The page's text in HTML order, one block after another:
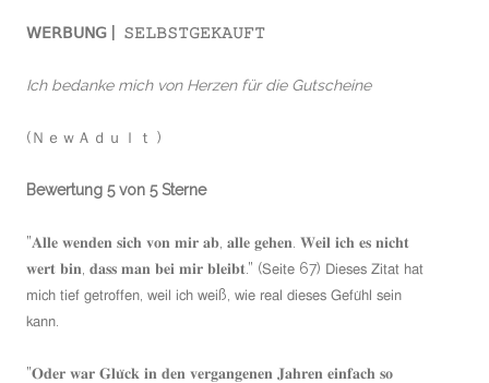
𝖶𝖤𝖱𝖡𝖴𝖭𝖦 | 𝚂𝙴𝙻𝙱𝚂𝚃𝙶𝙴𝙺𝙰𝚄𝙵𝚃
Ich bedanke mich von Herzen für die Gutscheine
(ＮｅｗＡｄｕｌｔ )
Bewertung 5 von 5 Sterne
”𝐀𝐥𝐥𝐞 𝐰𝐞𝐧𝐝𝐞𝐧 𝐬𝐢𝐜𝐡 𝐯𝐨𝐧 𝐦𝐢𝐫 𝐚𝐛, 𝐚𝐥𝐥𝐞 𝐠𝐞𝐡𝐞𝐧. 𝐖𝐞𝐢𝐥 𝐢𝐜𝐡 𝐞𝐬 𝐧𝐢𝐜𝐡𝐭
𝐰𝐞𝐫𝐭 𝐛𝐢𝐧, 𝐝𝐚𝐬𝐬 𝐦𝐚𝐧 𝐛𝐞𝐢 𝐦𝐢𝐫 𝐛𝐥𝐞𝐢𝐛𝐭.” (𝖲𝖾𝗂𝗍𝖾 67) 𝖣𝗂𝖾𝗌𝖾𝗌 𝖹𝗂𝗍𝖺𝗍 𝗁𝖺𝗍
𝗆𝗂𝖼𝗁 𝗍𝗂𝖾𝖿 𝗀𝖾𝗍𝗋𝗈𝖿𝖿𝖾𝗇, 𝗐𝖾𝗂𝗅 𝗂𝖼𝗁 𝗐𝖾𝗂ß, 𝗐𝗂𝖾 𝗋𝖾𝖺𝗅 𝖽𝗂𝖾𝗌𝖾𝗌 𝖦𝖾𝖿𝗎̈𝗁𝗅 𝗌𝖾𝗂𝗇
𝗄𝖺𝗇𝗇.
”𝐎𝐝𝐞𝐫 𝐰𝐚𝐫 𝐆𝐥𝐮̈𝐜𝐤 𝐢𝐧 𝐝𝐞𝐧 𝐯𝐞𝐫𝐠𝐚𝐧𝐠𝐞𝐧𝐞𝐧 𝐉𝐚𝐡𝐫𝐞𝐧 𝐞𝐢𝐧𝐟𝐚𝐜𝐡 𝐬𝐨